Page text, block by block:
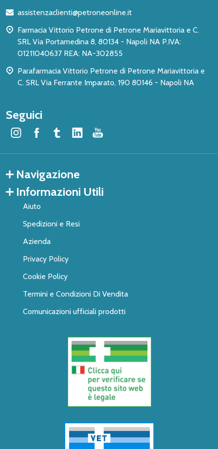
pagina
assistenzaclienti@petroneonline.it
Farmacia Vittorio Petrone di Petrone Mariavittoria e C.
SRL Via Portamedina 8, 80134 - Napoli NA P.IVA:
01211040637 REA: NA-302855
Parafarmacia Vittorio Petrone di Petrone Mariavittoria e
C. SRL Via Ferrante Imparato, 190 80146 - Napoli NA
Seguici
Navigazione
Informazioni Utili
Aiuto
Spedizioni e Resi
Azienda
Privacy Policy
Cookie Policy
Termini e Condizioni Di Vendita
Comunicazioni ufficiali prodotti